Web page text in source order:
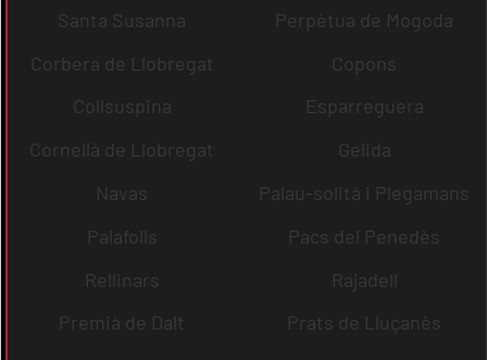
Santa Susanna
Perpètua de Mogoda
Corbera de Llobregat
Copons
Collsuspina
Esparreguera
Cornellà de Llobregat
Gelida
Navas
Palau-solità i Plegamans
Palafolls
Pacs del Penedès
Rellinars
Rajadell
Premià de Dalt
Prats de Lluçanès